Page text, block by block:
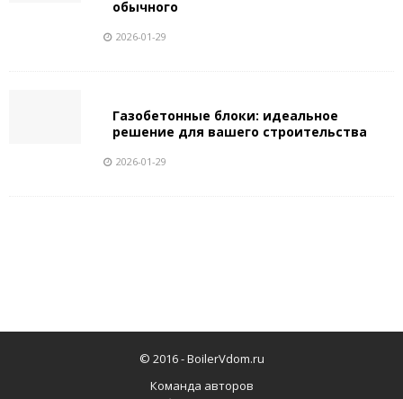
обычного
2026-01-29
Газобетонные блоки: идеальное
решение для вашего строительства
2026-01-29
© 2016 -BoilerVdom.ru
Команда авторов